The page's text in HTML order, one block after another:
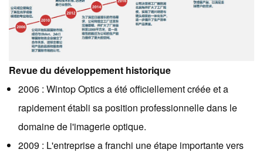
Revue du développement historique
2006 : Wintop Optics a été officiellement créée et a
rapidement établi sa position professionnelle dans le
domaine de l'imagerie optique.
2009 : L'entreprise a franchi une étape importante vers